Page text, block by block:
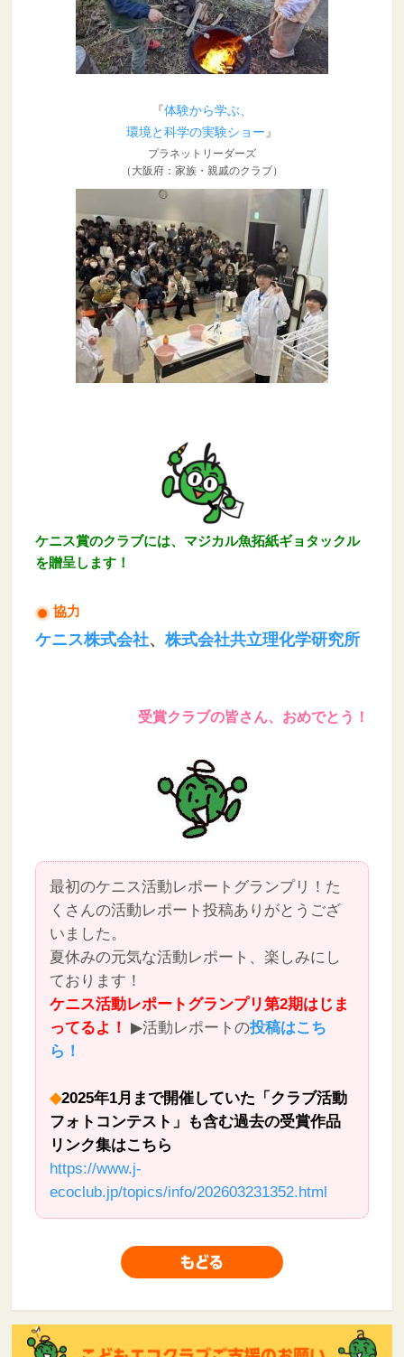
『体験から学ぶ、
環境と科学の実験ショー』
プラネットリーダーズ
（大阪府：家族・親戚のクラブ）
ケニス賞のクラブには、マジカル魚拓紙ギョタックル
を贈呈します！
協力
ケニス株式会社、株式会社共立理化学研究所
受賞クラブの皆さん、おめでとう！
最初のケニス活動レポートグランプリ！た
くさんの活動レポート投稿ありがとうござ
いました。
夏休みの元気な活動レポート、楽しみにし
ております！
ケニス活動レポートグランプリ第2期はじま
ってるよ！
▶活動レポートの投稿はこち
ら！
◆2025年1月まで開催していた「クラブ活動
フォトコンテスト」も含む過去の受賞作品
リンク集はこちら
https://www.j-
ecoclub.jp/topics/info/202603231352.html